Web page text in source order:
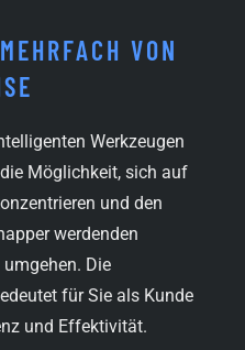
VON
Werkzeugen
Möglichkeit, sich auf
und den
werdenden
umgehen. Die
für Sie als Kunde
und Effektivität.